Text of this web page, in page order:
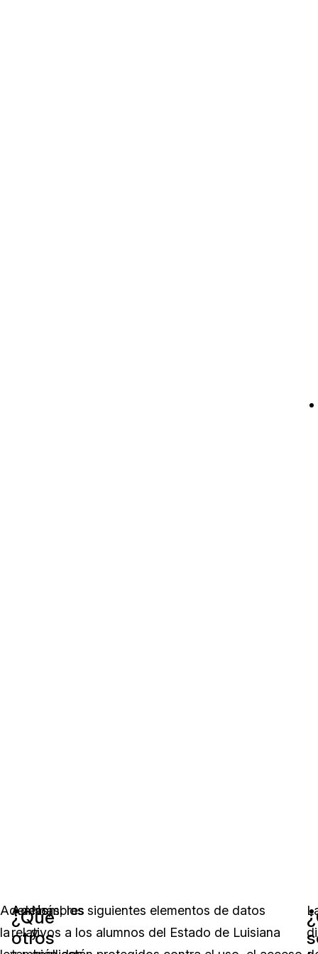
Además,
la
Nombres
y
¿Qué
otros
Además, los siguientes elementos de datos
relativos a los alumnos del Estado de Luisiana